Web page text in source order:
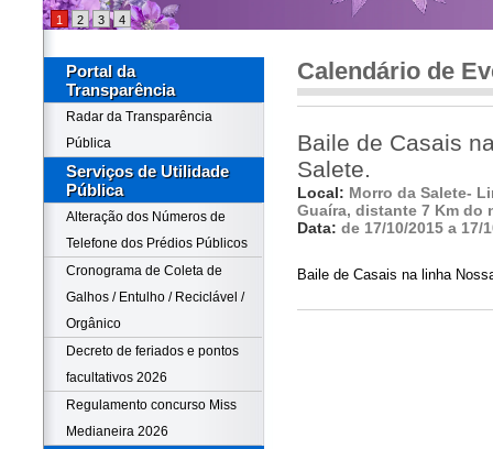
1 2 3 4
Portal da
Transparência
Radar da Transparência
Pública
Serviços de Utilidade
Pública
Alteração dos Números de
Telefone dos Prédios Públicos
Cronograma de Coleta de
Galhos / Entulho / Reciclável /
Orgânico
Decreto de feriados e pontos
facultativos 2026
Regulamento concurso Miss
Medianeira 2026
Calendário de
Baile de Casais
Salete.
Local: Morro da Salete-
Guaíra, distante 7 Km do
Data: de 17/10/2015 a 17/
Baile de Casais na linha